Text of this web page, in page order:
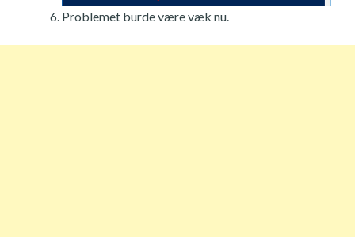
Problemet burde være væk nu.